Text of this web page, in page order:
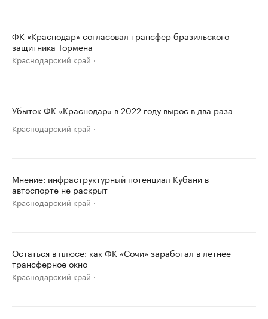
ФК «Краснодар» согласовал трансфер бразильского
защитника Тормена
Краснодарский край
Убыток ФК «Краснодар» в 2022 году вырос в два раза
Краснодарский край
Мнение: инфраструктурный потенциал Кубани в
автоспорте не раскрыт
Краснодарский край
Остаться в плюсе: как ФК «Сочи» заработал в летнее
трансферное окно
Краснодарский край